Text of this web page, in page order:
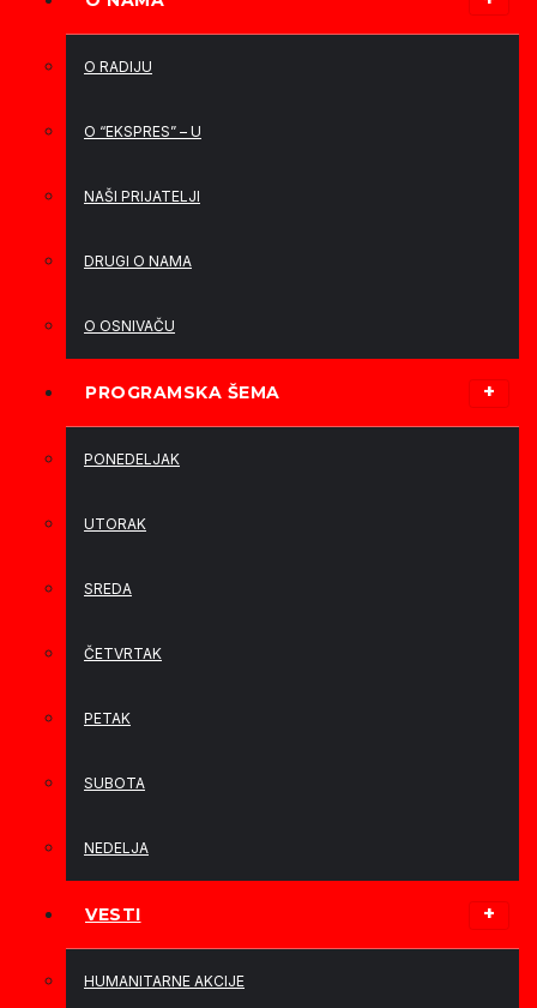
O RADIJU
O “EKSPRES” – U
NAŠI PRIJATELJI
DRUGI O NAMA
O OSNIVAČU
PROGRAMSKA ŠEMA
PONEDELJAK
UTORAK
SREDA
ČETVRTAK
PETAK
SUBOTA
NEDELJA
VESTI
HUMANITARNE AKCIJE